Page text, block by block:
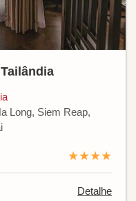
Long, Siem Reap,
★★★★
Detalhe